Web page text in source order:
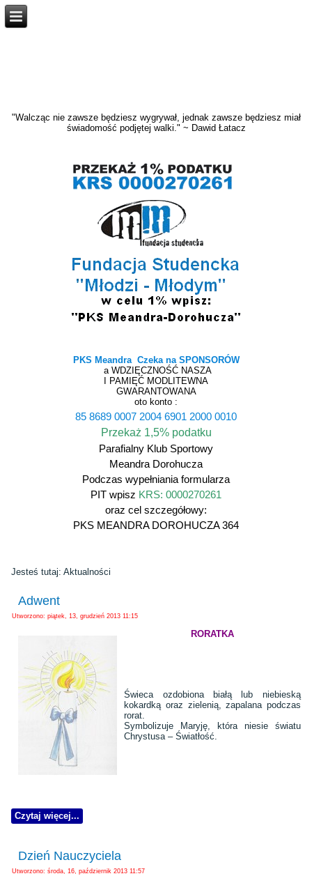
"Walcząc nie zawsze będziesz wygrywał, jednak zawsze będziesz miał
świadomość podjętej walki." ~ Dawid Łatacz
PKS Meandra Czeka na SPONSORÓW
a WDZIĘCZNOŚĆ NASZA
I PAMIĘĆ MODLITEWNA
GWARANTOWANA
oto konto :
85 8689 0007 2004 6901 2000 0010
Przekaż 1,5% podatku
Parafialny Klub Sportowy
Meandra Dorohucza
Podczas wypełniania formularza
PIT wpisz KRS: 0000270261
oraz cel szczegółowy:
PKS MEANDRA DOROHUCZA 364
Jesteś tutaj:Aktualności
Adwent
Utworzono: piątek, 13, grudzień 2013 11:15
RORATKA
Świeca ozdobiona białą lub niebieską
kokardką oraz zielenią, zapalana podczas
rorat.
Symbolizuje Maryję, która niesie światu
Chrystusa – Światłość.
Czytaj więcej...
Dzień Nauczyciela
Utworzono: środa, 16, październik 2013 11:57